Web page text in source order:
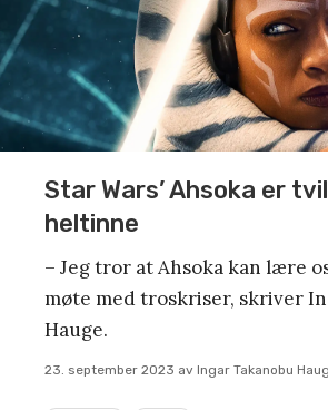
Star Wars’ Ahsoka er
heltinne
– Jeg tror at Ahsoka kan lære
møte med troskriser, skriver
Hauge.
23. september 2023 av Ingar Takanobu